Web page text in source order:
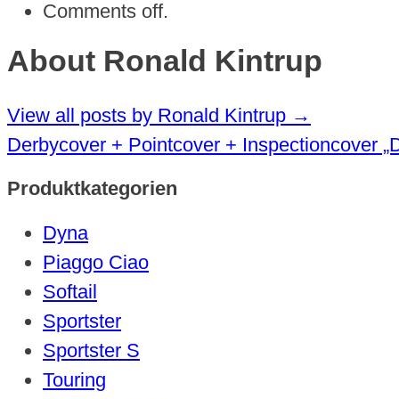
Comments off.
About Ronald Kintrup
View all posts by Ronald Kintrup →
Derbycover + Pointcover + Inspectioncover
Produktkategorien
Dyna
Piaggo Ciao
Softail
Sportster
Sportster S
Touring